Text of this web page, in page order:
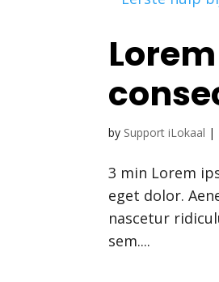
by Support iLokaal |
3 min Lorem
eget dolor.
nascetur
sem....